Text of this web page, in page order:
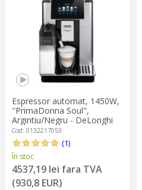
Espressor automat, 1450W,
"PrimaDonna Soul",
Argintiu/Negru - DeLonghi
Cod: 0132217053
(1)
În stoc
4537,19 lei fara TVA
(930,8 EUR)